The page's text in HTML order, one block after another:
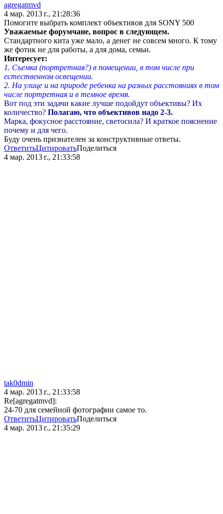
agregatmvd
4 мар. 2013 г., 21:28:36
Помогите выбрать комплект объективов для SONY 500
Уважаемые форумчане, вопрос в следующем.
Стандартного кита уже мало, а денег не совсем много. К тому
же фотик не для работы, а для дома, семьи.
Интересует:
1. Съемка (портретная?) в помещении, в том числе при
естественном освещении.
2. На улице и на природе ребенка на разных расстояниях в том
числе портретная и в темное время.
Вот под эти задачи какие лучше подойдут объективы? Их
количество? Полагаю, что объективов надо 2-3.
Марка, фокусное расстояние, светосила? И краткое пояснение
почему и для чего.
Буду очень признателен за конструктивные ответы.
ОтветитьЦитироватьПоделиться
4 мар. 2013 г., 21:33:58
tak0dmin
4 мар. 2013 г., 21:33:58
Re[agregatmvd]:
24-70 для семейной фотографии самое то.
ОтветитьЦитироватьПоделиться
4 мар. 2013 г., 21:35:29